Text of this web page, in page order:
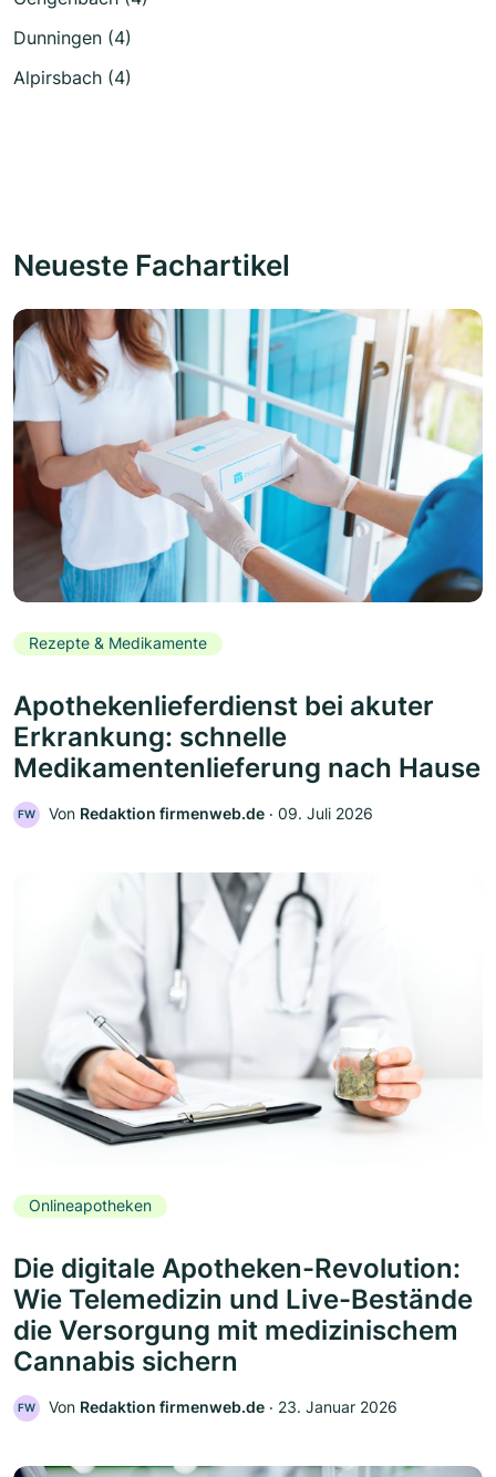
Dunningen (4)
Alpirsbach (4)
Neueste Fachartikel
Rezepte & Medikamente
Apothekenlieferdienst bei akuter
Erkrankung: schnelle
Medikamentenlieferung nach Hause
FW Von Redaktion firmenweb.de ‧ 09. Juli 2026
Onlineapotheken
Die digitale Apotheken-Revolution:
Wie Telemedizin und Live-Bestände
die Versorgung mit medizinischem
Cannabis sichern
FW Von Redaktion firmenweb.de ‧ 23. Januar 2026